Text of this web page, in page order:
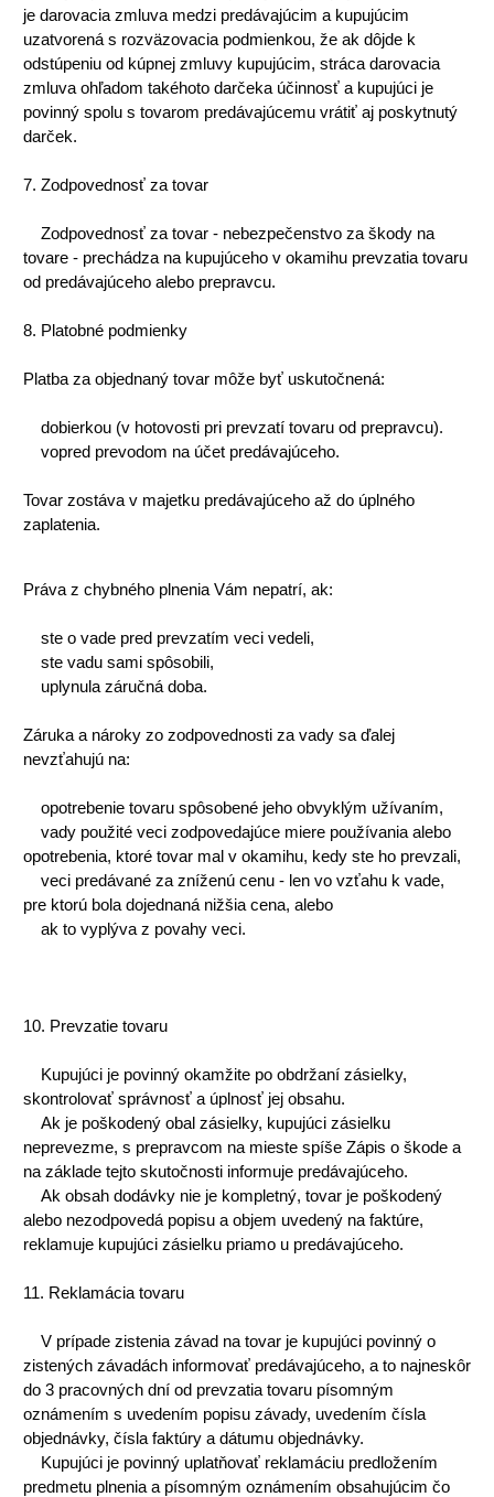
je darovacia zmluva medzi predávajúcim a kupujúcim
uzatvorená s rozväzovacia podmienkou, že ak dôjde k
odstúpeniu od kúpnej zmluvy kupujúcim, stráca darovacia
zmluva ohľadom takéhoto darčeka účinnosť a kupujúci je
povinný spolu s tovarom predávajúcemu vrátiť aj poskytnutý
darček.
7. Zodpovednosť za tovar
Zodpovednosť za tovar - nebezpečenstvo za škody na
tovare - prechádza na kupujúceho v okamihu prevzatia tovaru
od predávajúceho alebo prepravcu.
8. Platobné podmienky
Platba za objednaný tovar môže byť uskutočnená:
dobierkou (v hotovosti pri prevzatí tovaru od prepravcu).
vopred prevodom na účet predávajúceho.
Tovar zostáva v majetku predávajúceho až do úplného
zaplatenia.
Práva z chybného plnenia Vám nepatrí, ak:
ste o vade pred prevzatím veci vedeli,
ste vadu sami spôsobili,
uplynula záručná doba.
Záruka a nároky zo zodpovednosti za vady sa ďalej
nevzťahujú na:
opotrebenie tovaru spôsobené jeho obvyklým užívaním,
vady použité veci zodpovedajúce miere používania alebo
opotrebenia, ktoré tovar mal v okamihu, kedy ste ho prevzali,
veci predávané za zníženú cenu - len vo vzťahu k vade,
pre ktorú bola dojednaná nižšia cena, alebo
ak to vyplýva z povahy veci.
10. Prevzatie tovaru
Kupujúci je povinný okamžite po obdržaní zásielky,
skontrolovať správnosť a úplnosť jej obsahu.
Ak je poškodený obal zásielky, kupujúci zásielku
neprevezme, s prepravcom na mieste spíše Zápis o škode a
na základe tejto skutočnosti informuje predávajúceho.
Ak obsah dodávky nie je kompletný, tovar je poškodený
alebo nezodpovedá popisu a objem uvedený na faktúre,
reklamuje kupujúci zásielku priamo u predávajúceho.
11. Reklamácia tovaru
V prípade zistenia závad na tovar je kupujúci povinný o
zistených závadách informovať predávajúceho, a to najneskôr
do 3 pracovných dní od prevzatia tovaru písomným
oznámením s uvedením popisu závady, uvedením čísla
objednávky, čísla faktúry a dátumu objednávky.
Kupujúci je povinný uplatňovať reklamáciu predložením
predmetu plnenia a písomným oznámením obsahujúcim čo